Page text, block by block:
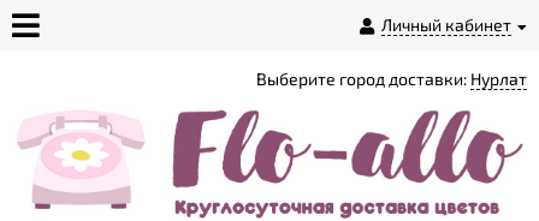
Личный кабинет
магазине
Доставка
Выберите город доставки: Нурлат